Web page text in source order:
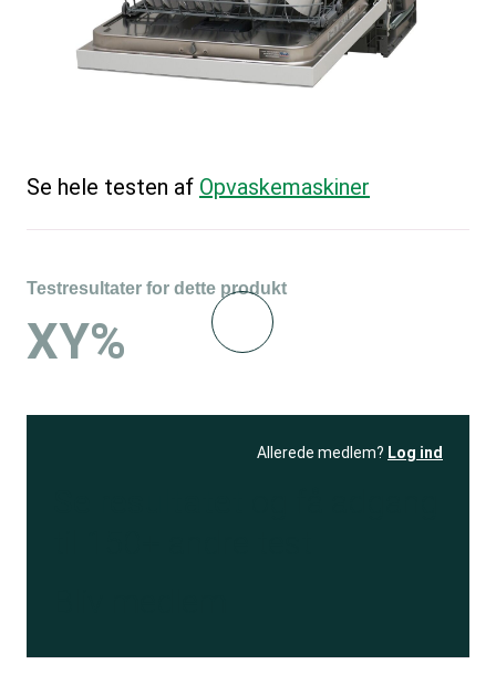
Se hele testen af Opvaskemaskiner
Testresultater for dette produkt
XY%
Allerede medlem? Log ind